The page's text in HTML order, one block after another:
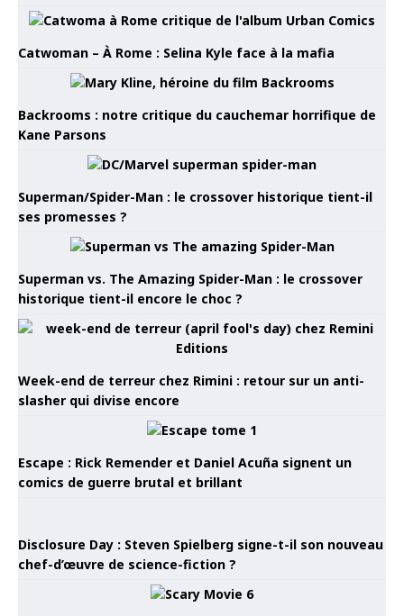
Catwoman – À Rome : Selina Kyle face à la mafia
Backrooms : notre critique du cauchemar horrifique de
Kane Parsons
Superman/Spider-Man : le crossover historique tient-il
ses promesses ?
Superman vs. The Amazing Spider-Man : le crossover
historique tient-il encore le choc ?
Week-end de terreur chez Rimini : retour sur un anti-
slasher qui divise encore
Escape : Rick Remender et Daniel Acuña signent un
comics de guerre brutal et brillant
Disclosure Day : Steven Spielberg signe-t-il son nouveau
chef-d’œuvre de science-fiction ?